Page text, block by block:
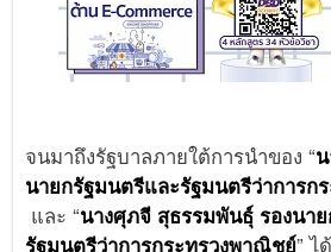
จนมาถึงรัฐบาลภายใต้การนำของ “
นายกรัฐมนตรีและรัฐมนตรีว่าการก
และ “นางศุภจี สุธรรมพันธุ์ รองนา
รัฐมนตรีว่าการกระทรวงพาณิชย์”